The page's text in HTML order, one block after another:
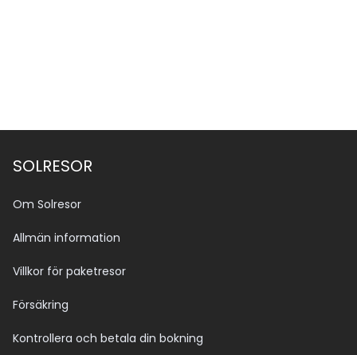
SOLRESOR
Om Solresor
Allmän information
Villkor för paketresor
Försäkring
Kontrollera och betala din bokning